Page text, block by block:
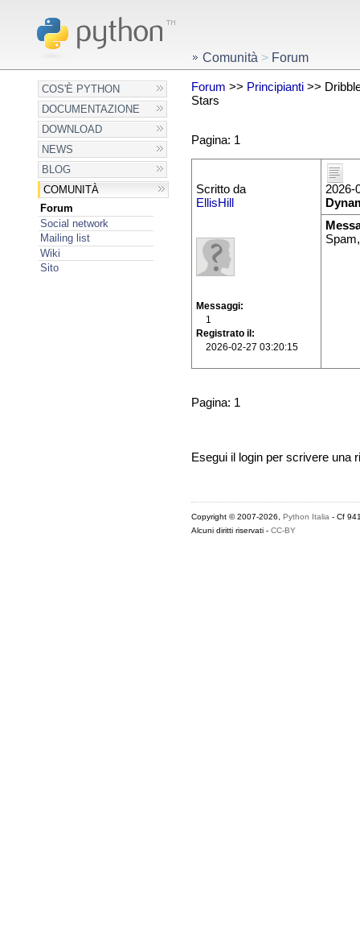
COS'È PYTHON
DOCUMENTAZIONE
DOWNLOAD
NEWS
BLOG
COMUNITÀ
Forum
Social network
Mailing list
Wiki
Sito
Comunità > Forum
Forum >> Principianti>>
Stars
Pagina: 1
Scritto da
EllisHill
Messaggi
1
Registrato il
2026-02-27 03:20:15
2026-
Pagina: 1
Esegui il login per scrivere una
Copyright © 2007-2026, Python Italia- Cf
Alcuni diritti riservati - CC-BY